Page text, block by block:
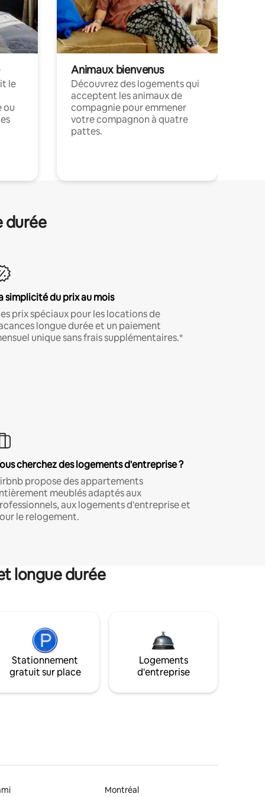
le
ou
Animaux bienvenus
Découvrez des logements qui
acceptent les animaux de
compagnie pour emmener
votre compagnon à quatre
pattes.
durée
simplicité du prix au mois
prix spéciaux pour les locations de
longue durée et un paiement
unique sans frais supplémentaires.*
cherchez des logements d'entreprise ?
propose des appartements
meublés adaptés aux
aux logements d'entreprise et
le relogement.
longue durée
Stationnement
gratuit sur place
Logements
d'entreprise
Montréal